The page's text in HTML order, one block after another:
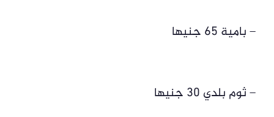
– بامية 65 جنيها
– ثوم بلدي 30 جنيها